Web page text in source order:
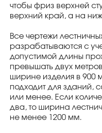
чтобы фриз верхней
верхний край, а на
Все чертежи
разрабатываются с
допустимой длины
превышать двух
ширине изделия в 900
подходит для зданий,
или менее. Если
два, то ширина
не менее 1200 мм.